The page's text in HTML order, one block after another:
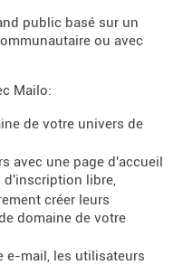
public basé sur un
ou avec
Mailo:
de votre univers de
avec une page d'accueil
d'inscription libre,
créer leurs
domaine de votre
e-mail, les utilisateurs